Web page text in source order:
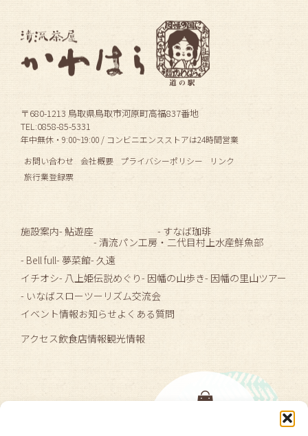
〒680-1213 鳥取県鳥取市河原町高福837番地
TEL:0858-85-5331
年中無休・9:00~19:00 / コンビニエンスストアは24時間営業
お問い合わせ
会社概要 プライバシーポリシー
リンク
旅行業登録票
施設案内- 鮎遊座
- 清流パン工房
- すなば珈琲
・二代目村上水産鮮魚部
- Bell full- 夢菜館- 久遠
イチオシ- 八上姫伝説めぐり- 因幡の山歩き- 因幡の里山ツアー
- いなばスローツーリズム交流会
イベント情報お知らせよくある質問
アクセス飲食店情報観光情報